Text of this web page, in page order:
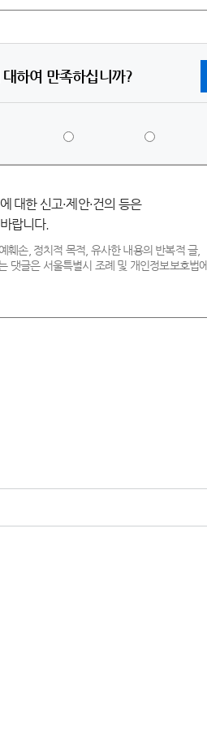
하여 만족하십니까?
-
통
-
만
대한 신고·제안·건의 등은
랍니다.
훼손, 정치적 목적, 유사한 내용의 반복적 글,
댓글은 서울특별시 조례 및 개인정보보호법에